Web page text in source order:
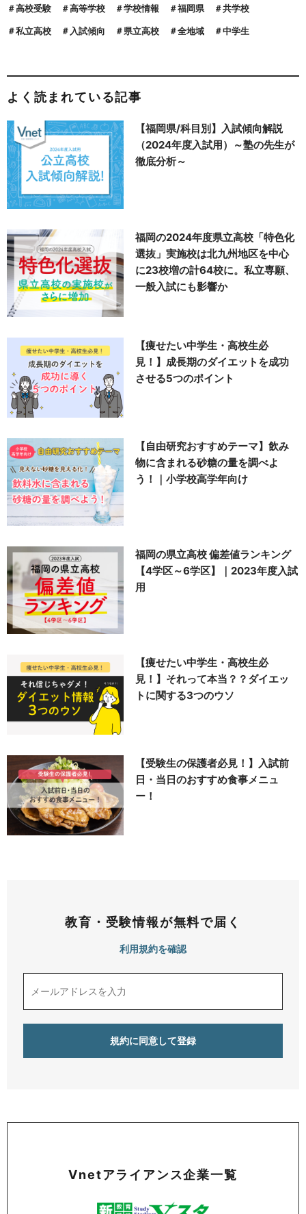
高校受験 高等学校 学校情報 福岡県 共学校
私立高校 入試傾向 県立高校 全地域 中学生
よく読まれている記事
【福岡県/科目別】入試傾向解説
（2024年度入試用）～塾の先生が
徹底分析～
福岡の2024年度県立高校「特色化
選抜」実施校は北九州地区を中心
に23校増の計64校に。私立専願、
一般入試にも影響か
【痩せたい中学生・高校生必
見！】成長期のダイエットを成功
させる5つのポイント
【自由研究おすすめテーマ】飲み
物に含まれる砂糖の量を調べよ
う！｜小学校高学年向け
福岡の県立高校 偏差値ランキング
【4学区～6学区】｜2023年度入試
用
【痩せたい中学生・高校生必
見！】それって本当？？ダイエッ
トに関する3つのウソ
【受験生の保護者必見！】入試前
日・当日のおすすめ食事メニュ
ー！
教育・受験情報が無料で届く
利用規約を確認
Vnetアライアンス企業一覧